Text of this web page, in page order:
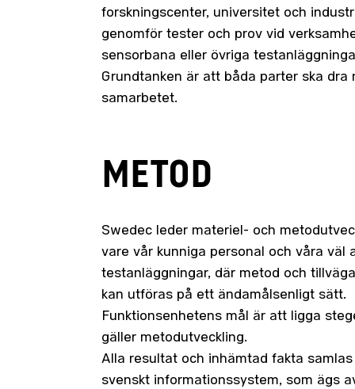
forskningscenter, universitet och
genomför tester och prov vid
sensorbana eller övriga
Grundtanken är att båda parter ska dra
samarbetet.
METOD
Swedec leder materiel- och
vare vår kunniga personal och våra väl
testanläggningar, där metod och
kan utföras på ett ändamålsenligt sätt.
Funktionsenhetens mål är att ligga
gäller metodutveckling.
Alla resultat och inhämtad fakta samlas
svenskt informationssystem, som ägs